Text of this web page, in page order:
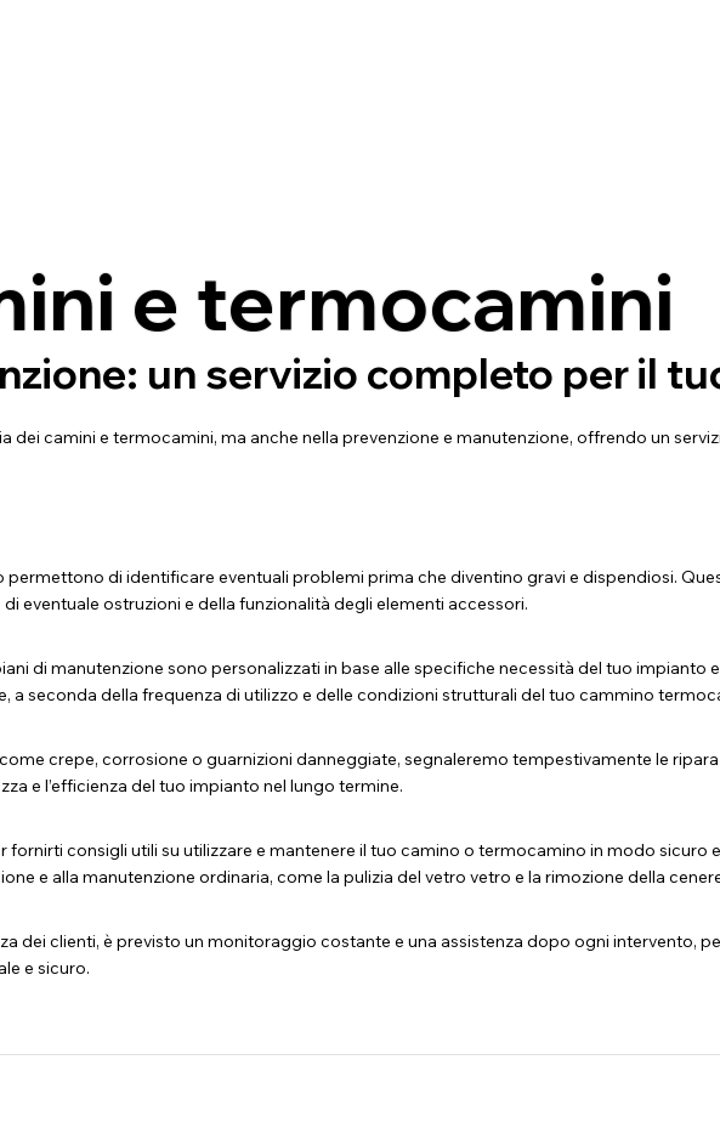
e termocamini
un servizio completo per il
dei camini e termocamini, ma anche nella prevenzione e manutenzione, offrendo un
di identificare eventuali problemi prima che diventino gravi e dispendiosi.
eventuale ostruzioni e della funzionalità degli elementi accessori.
di manutenzione sono personalizzati in base alle specifiche necessità del tuo impianto
a seconda della frequenza di utilizzo e delle condizioni strutturali del tuo cammino
crepe, corrosione o guarnizioni danneggiate, segnaleremo tempestivamente le
e l’efficienza del tuo impianto nel lungo termine.
fornirti consigli utili su utilizzare e mantenere il tuo camino o termocamino in modo sicuro
e alla manutenzione ordinaria, come la pulizia del vetro vetro e la rimozione della
dei clienti, è previsto un monitoraggio costante e una assistenza dopo ogni intervento,
e sicuro.